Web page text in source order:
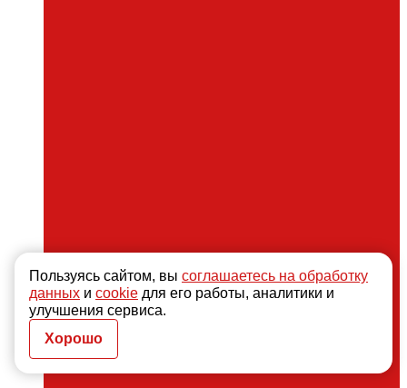
Пользуясь сайтом, вы соглашаетесь на обработку
данных и cookie для его работы, аналитики и
улучшения сервиса.
Хорошо